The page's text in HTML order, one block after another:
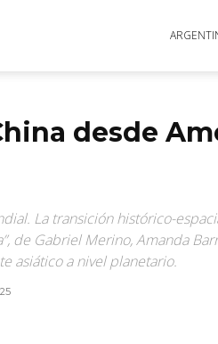
desde
La transición histórico-
de Gabriel Merino, Amanda
asiático a nivel planetario.